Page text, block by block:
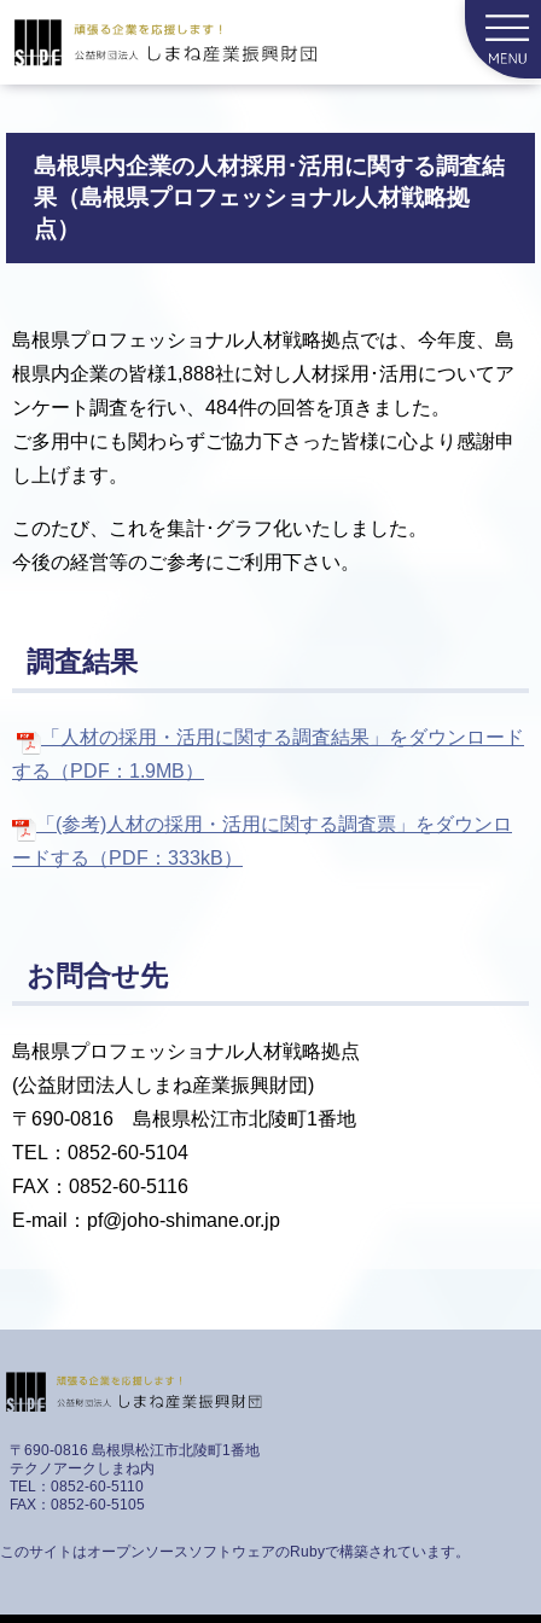
島根県内企業の人材採用･活用に関する調査結
果（島根県プロフェッショナル人材戦略拠
点）
島根県プロフェッショナル人材戦略拠点では、今年度、島
根県内企業の皆様1,888社に対し人材採用･活用についてア
ンケート調査を行い、484件の回答を頂きました。
ご多用中にも関わらずご協力下さった皆様に心より感謝申
し上げます。
このたび、これを集計･グラフ化いたしました。
今後の経営等のご参考にご利用下さい。
調査結果
「人材の採用・活用に関する調査結果」をダウンロード
する（PDF：1.9MB）
「(参考)人材の採用・活用に関する調査票」をダウンロ
ードする（PDF：333kB）
お問合せ先
島根県プロフェッショナル人材戦略拠点
(公益財団法人しまね産業振興財団)
〒690-0816 島根県松江市北陵町1番地
TEL：0852-60-5104
FAX：0852-60-5116
E-mail：pf@joho-shimane.or.jp
〒690-0816 島根県松江市北陵町1番地
テクノアークしまね内
TEL：0852-60-5110
FAX：0852-60-5105
このサイトはオープンソースソフトウェアのRubyで構築されています。